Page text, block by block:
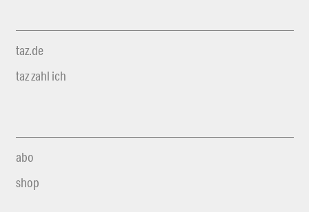
taz.de
taz zahl ich
abo
shop